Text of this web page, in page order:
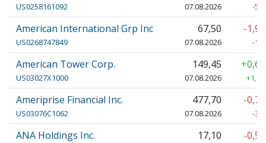
US0258161092 07.08.2026 -
American International Grp Inc
US0268747849
67,50
07.08.2026
-
-
American Tower Corp.
US03027X1000
149,45
07.08.2026
Ameriprise Financial Inc.
US03076C1062
477,70
07.08.2026
-
-
ANA Holdings Inc. 17,10 -